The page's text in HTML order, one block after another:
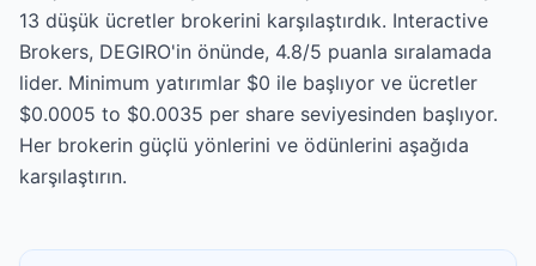
13 düşük ücretler brokerini karşılaştırdık. Interactive
Brokers, DEGIRO'in önünde, 4.8/5 puanla sıralamada
lider. Minimum yatırımlar $0 ile başlıyor ve ücretler
$0.0005 to $0.0035 per share seviyesinden başlıyor.
Her brokerin güçlü yönlerini ve ödünlerini aşağıda
karşılaştırın.